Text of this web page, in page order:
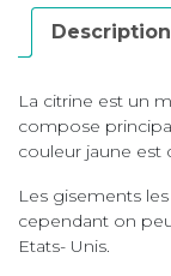
Description
La citrine est un
compose
couleur jaune est
Les gisements
cependant on
Etats- Unis.